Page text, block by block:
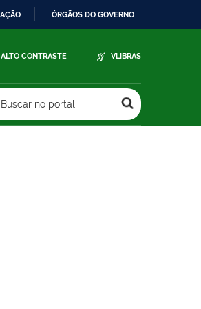
ÓRGÃOS DO GOVERNO
ALTO CONTRASTE VLIBRAS
Buscar no portal